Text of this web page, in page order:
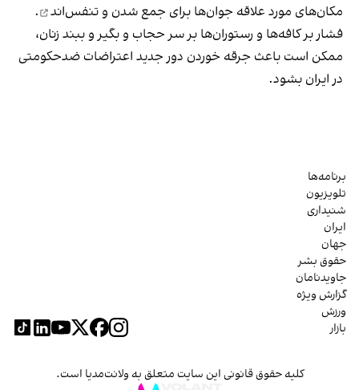
مکان‌های مورد علاقه جوان‌ها برای جمع شدن و تنفس‌اند
.
فشار بر کافه‌ها و رستوران‌ها بر سر حجاب و بگیر و ببند زنان،
ممکن است باعث جرقه خوردن دور جدید اعتراضات ضدحکومتی
در ایران بشود.
برنامه‌ها
تلویزیون
شنیداری
ایران
جهان
حقوق بشر
جاویدنامان
گزارش ویژه
ورزش
بازار
کلیه حقوق قانونی این سایت متعلق به ولانت‌مدیا است.